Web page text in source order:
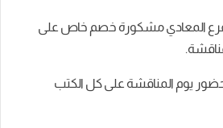
فرع المعادي مشكورة خصم خاص على
يوم المناقشة على كل الكتب